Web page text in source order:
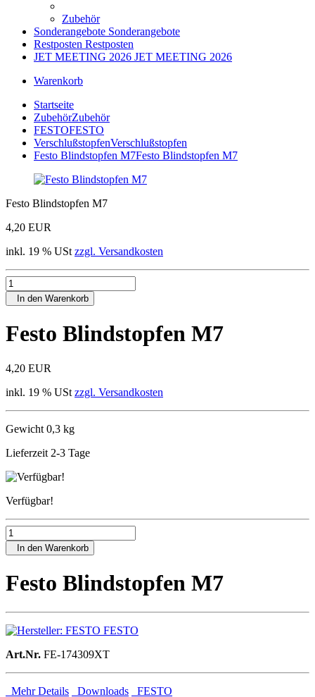
Zubehör
Sonderangebote Sonderangebote
Restposten Restposten
JET MEETING 2026 JET MEETING 2026
Warenkorb
Startseite
ZubehörZubehör
FESTOFESTO
VerschlußstopfenVerschlußstopfen
Festo Blindstopfen M7Festo Blindstopfen M7
Festo Blindstopfen M7
4,20 EUR
inkl. 19 % USt zzgl. Versandkosten
In den Warenkorb
Festo Blindstopfen M7
4,20 EUR
inkl. 19 % USt zzgl. Versandkosten
Gewicht 0,3 kg
Lieferzeit 2-3 Tage
Verfügbar!
In den Warenkorb
Festo Blindstopfen M7
FESTO
Art.Nr. FE-174309XT
Mehr Details Downloads FESTO